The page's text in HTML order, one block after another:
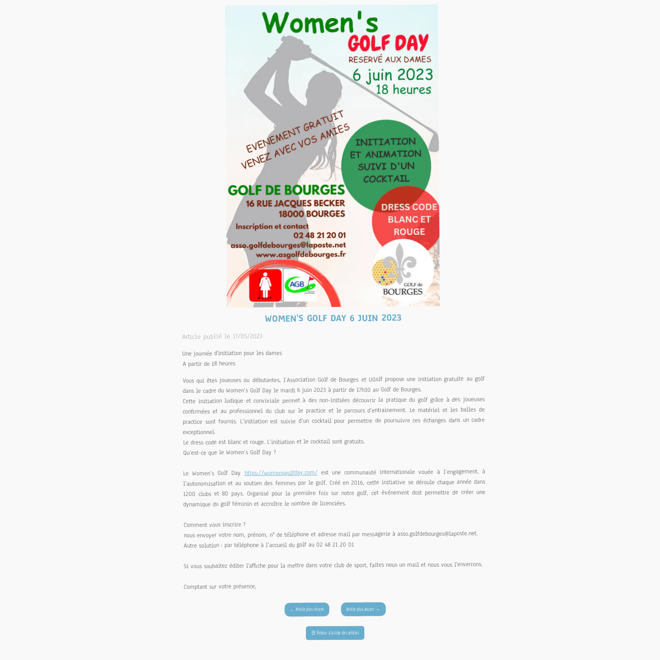
WOMEN'S GOLF DAY 6 JUIN 2023
Article publié le 17/05/2023
Une journée d'initiation pour les dames
A partir de 18 heures
Vous qui êtes joueuses ou débutantes, l’Association Golf de Bourges et UGolf propose une initiation gratuite au golf
dans le cadre du Women’s Golf Day le mardi 6 juin 2023 à partir de 17h30 au Golf de Bourges.
Cette initiation ludique et conviviale permet à des non-initiées découvrir la pratique du golf grâce à des joueuses
confirmées et au professionnel du club sur le practice et le parcours d’entrainement. Le matériel et les balles de
practice sont fournis. L’initiation est suivie d’un cocktail pour permettre de poursuivre ces échanges dans un cadre
exceptionnel.
Le dress code est blanc et rouge. L’initiation et le cocktail sont gratuits.
Qu’est-ce que le Women’s Golf Day ?
Le Women’s Golf Day https://womensgolfday.com/ est une communauté internationale vouée à l’engagement, à
l’autonomisation et au soutien des femmes par le golf. Créé en 2016, cette initiative se déroule chaque année dans
1200 clubs et 80 pays. Organisé pour la première fois sur notre golf, cet événement doit permettre de créer une
dynamique du golf féminin et accroître le nombre de licenciées.
Comment vous inscrire ?
nous envoyer votre nom, prénom, n° de téléphone et adresse mail par messagerie à asso.golfdebourges@laposte.net.
Autre solution : par téléphone à l’accueil du golf au 02 48 21 20 01
Si vous souhaitez éditer l'affiche pour la mettre dans votre club de sport, faites nous un mail et nous vous l'enverrons.
Comptant sur votre présence,
←Article plus récent Article plus ancien →
☰ Retour à la liste des articles